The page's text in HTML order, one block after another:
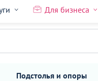
Для бизнеса
Подстолья и опоры